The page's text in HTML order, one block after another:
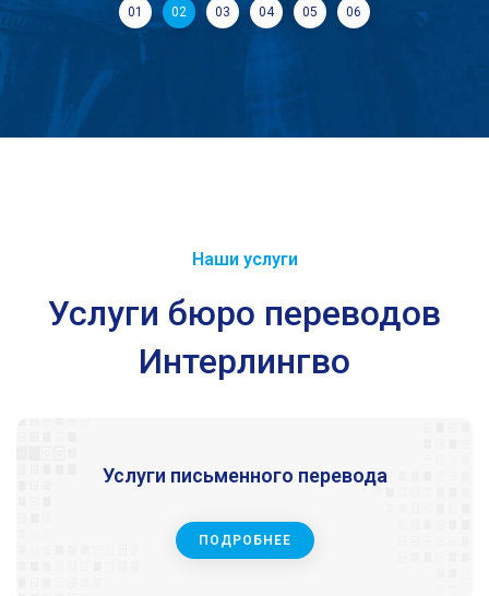
01 02 03 04 05 06
Наши услуги
Услуги бюро переводов
Интерлингво
Услуги письменного перевода
ПОДРОБНЕЕ